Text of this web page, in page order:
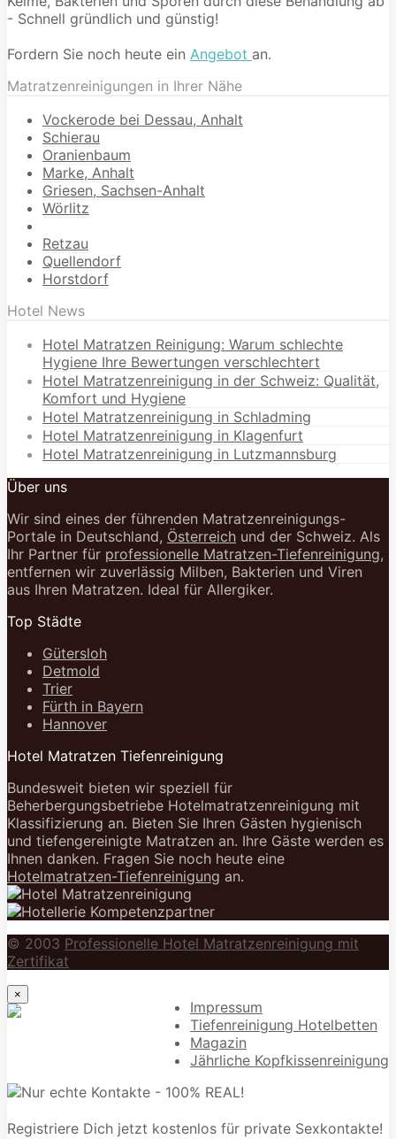
- Schnell gründlich und günstig!
Fordern Sie noch heute ein Angebot an.
Matratzenreinigungen in Ihrer Nähe
Vockerode bei Dessau, Anhalt
Schierau
Oranienbaum
Marke, Anhalt
Griesen, Sachsen-Anhalt
Wörlitz
Retzau
Quellendorf
Horstdorf
Hotel News
Hotel Matratzen Reinigung: Warum schlechte
Hygiene Ihre Bewertungen verschlechtert
Hotel Matratzenreinigung in der Schweiz: Qualität,
Komfort und Hygiene
Hotel Matratzenreinigung in Schladming
Hotel Matratzenreinigung in Klagenfurt
Hotel Matratzenreinigung in Lutzmannsburg
Über uns
Wir sind eines der führenden Matratzenreinigungs-
Portale in Deutschland, Österreich und der Schweiz. Als
Ihr Partner für professionelle Matratzen-Tiefenreinigung,
entfernen wir zuverlässig Milben, Bakterien und Viren
aus Ihren Matratzen. Ideal für Allergiker.
Top Städte
Gütersloh
Detmold
Trier
Fürth in Bayern
Hannover
Hotel Matratzen Tiefenreinigung
Bundesweit bieten wir speziell für
Beherbergungsbetriebe Hotelmatratzenreinigung mit
Klassifizierung an. Bieten Sie Ihren Gästen hygienisch
und tiefengereinigte Matratzen an. Ihre Gäste werden es
Ihnen danken. Fragen Sie noch heute eine
Hotelmatratzen-Tiefenreinigung an.
© 2003 Professionelle Hotel Matratzenreinigung mit
Zertifikat
Impressum
Tiefenreinigung Hotelbetten
Magazin
Jährliche Kopfkissenreinigung
×
Registriere Dich jetzt kostenlos für private Sexkontakte!